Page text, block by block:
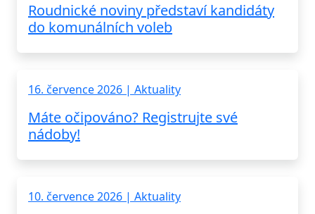
Roudnické noviny představí kandidáty
do komunálních voleb
16. července 2026 | Aktuality
Máte očipováno? Registrujte své
nádoby!
10. července 2026 | Aktuality